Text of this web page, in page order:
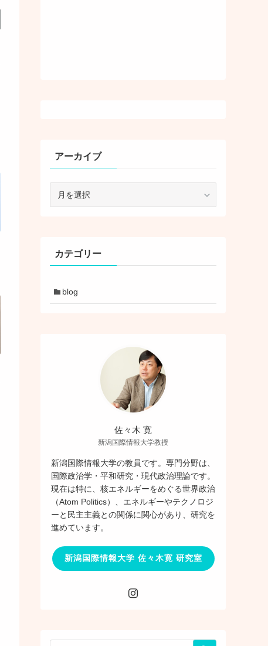
アーカイブ
カテゴリー
blog
佐々木 寛
新潟国際情報大学教授
新潟国際情報大学の教員です。専門分野は、
国際政治学・平和研究・現代政治理論です。
現在は特に、核エネルギーをめぐる世界政治
（Atom Politics）、エネルギーやテクノロジ
ーと民主主義との関係に関心があり、研究を
進めています。
新潟国際情報大学 佐々木寛 研究室